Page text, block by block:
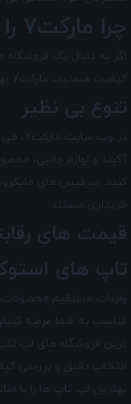
چرا مارکت7 را انتخاب کنید؟
اگر به دنبال یک فروشگاه
کیفیت هستید، مارکت7 بهترین گزینه برای شماست.
تنوع بی نظیر
در وب
آکبند و لوازم جانبی،
خریداری هستند.
قیمت های
تاپ های
واردات مستقیم محصولات،
ترین فروشگاه های لپ
انتخاب دقیق و بررسی
بهترین لپ تاپ ها را با